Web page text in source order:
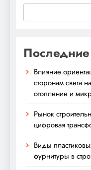
Влияние
сторонам света
отопление и
Рынок
цифровая
Виды
фурнитуры в